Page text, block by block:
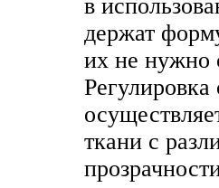
в
держат
их не нужно
ткани с